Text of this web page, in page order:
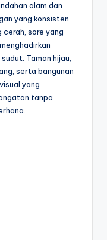
alam dan
yang konsisten.
cerah, sore yang
Taman hijau,
serta bangunan
yang
tanpa